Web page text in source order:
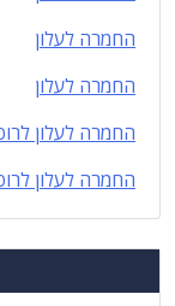
החמרה לעלון
החמרה לעלון
החמרה לעלון
החמרה לעלון